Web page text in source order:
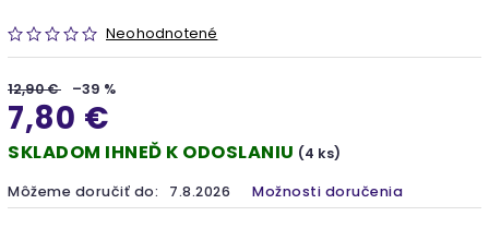
Neohodnotené
12,90 € –39 %
7,80 €
SKLADOM IHNEĎ K ODOSLANIU (4 ks)
Môžeme doručiť do: 7.8.2026 Možnosti doručenia